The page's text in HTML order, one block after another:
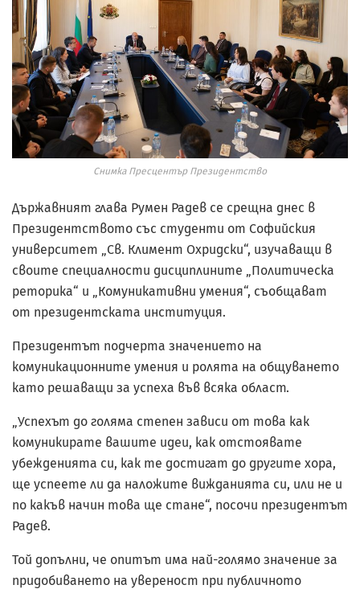
Снимка Пресцентър Президентство
Държавният глава Румен Радев се срещна днес в
Президентството със студенти от Софийския
университет „Св. Климент Охридски“, изучаващи в
своите специалности дисциплините „Политическа
реторика“ и „Комуникативни умения“, съобщават
от президентската институция.
Президентът подчерта значението на
комуникационните умения и ролята на общуването
като решаващи за успеха във всяка област.
„Успехът до голяма степен зависи от това как
комуникирате вашите идеи, как отстоявате
убежденията си, как те достигат до другите хора,
ще успеете ли да наложите вижданията си, или не и
по какъв начин това ще стане“, посочи президентът
Радев.
Той допълни, че опитът има най-голямо значение за
придобиването на увереност при публичното